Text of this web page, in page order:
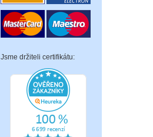
Jsme držiteli certifikátu: